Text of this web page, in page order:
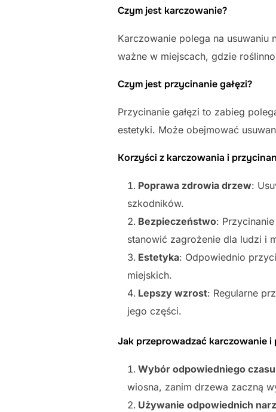
Czym jest karczowanie?
Karczowanie polega na
ważne w miejscach, gdzie
Czym jest przycinanie gałęzi?
Przycinanie gałęzi to zabieg
estetyki. Może obejmować
Korzyści z karczowania i
Poprawa zdrowia drzew:
szkodników.
Bezpieczeństwo:
stanowić zagrożenie dla ludzi i
Estetyka: Odpowiednio
miejskich.
Lepszy wzrost: Regularne
jego części.
Jak przeprowadzać karczowanie i
Wybór odpowiedniego czasu
wiosna, zanim drzewa zaczną
Używanie odpowiednich